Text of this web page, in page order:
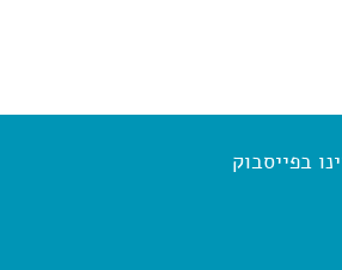
בפייסבוק